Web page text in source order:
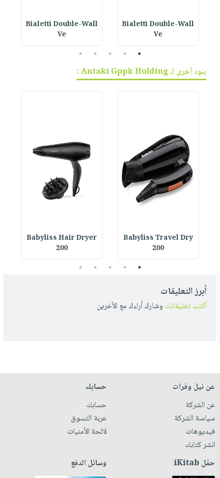
Bialetti Double-Wall
Ve
Bialetti Double-Wall
Ve
1
2
3
4
5
بنود أخرى لـ Antaki Gppk Holding :
Babyliss Travel Dry
200
Babyliss Hair Dryer
200
1
2
3
4
5
أبرز التعليقات
أكتب تعليقاتك وشارك أراءك مع الأخرين
عن نيل وفرات
عن الشركة
سياسة الشركة
فيديوهات
انشر كتابك
حسابك
حسابك
عربة التسوق
لائحة الأمنيات
حمّل iKitab وسائل الدفع